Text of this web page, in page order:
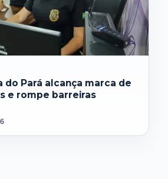
do Pará alcança marca de
e rompe barreiras